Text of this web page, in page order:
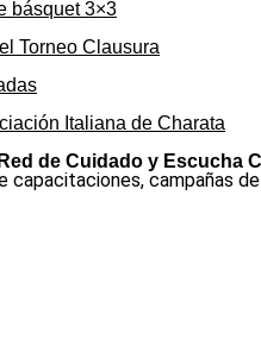
básquet 3×3
Torneo Clausura
Italiana de Charata
de Cuidado y Escucha
campañas